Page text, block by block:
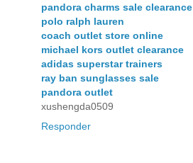
pandora charms sale clearance
polo ralph lauren
coach outlet store online
michael kors outlet clearance
adidas superstar trainers
ray ban sunglasses sale
pandora outlet
xushengda0509
Responder